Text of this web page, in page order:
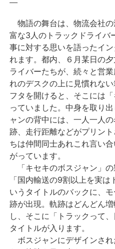
物語の舞台は、物流会社
富な3人のトラックドライバ
事に対する思いを語ったイ
れます。都内、６月某日の
ライバーたちが、続々と営
れのデスクの上に見慣れな
フタを開けると、そこには
っていました。中身を取り
ャンの背中には、一人一人
跡、走行距離などがプリン
ちは仲間同士あれこれ言い
がっています。
「キセキのボスジャン」の
「国内輸送の9割以上を実
いうタイトルのバックに、
跡が出現。軌跡はどんどん
し、そこに「トラックって
タイトルが入ります。
ボスジャンにデザインさ